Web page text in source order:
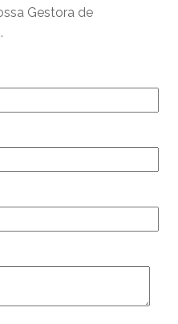
Gestora de